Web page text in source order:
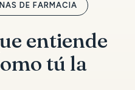
DE FARMACIA
entiende
tú la